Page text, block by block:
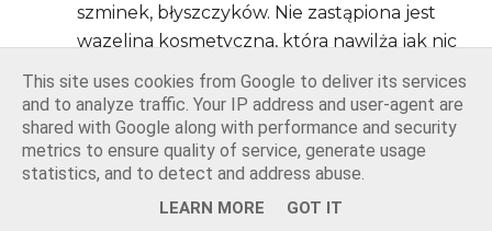
szminek, błyszczyków. Nie zastąpiona jest
wazelina kosmetyczna, która nawilża jak nic
IRCIAWAMPIRCIA
This site uses cookies from Google to deliver its services
and to analyze traffic. Your IP address and user-agent are
shared with Google along with performance and security
metrics to ensure quality of service, generate usage
statistics, and to detect and address abuse.
LEARN MORE GOT IT